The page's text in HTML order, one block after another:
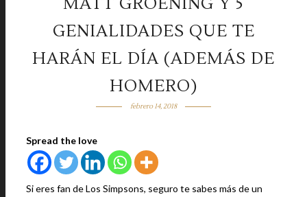
GENIALIDADES QUE TE
HARÁN EL DÍA (ADEMÁS DE
HOMERO)
febrero 14, 2018
Spread the love
Si eres fan de Los Simpsons, seguro te sabes más de un